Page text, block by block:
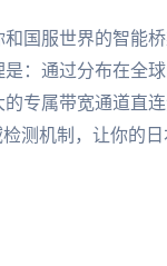
国服世界的智能
：通过分布在全
专属带宽通道直
测机制，让你的